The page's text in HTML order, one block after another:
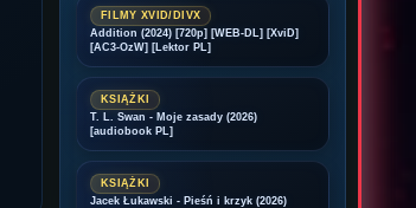
FILMY XVID/DIVX
Addition (2024) [720p] [WEB-DL] [XviD]
[AC3-OzW] [Lektor PL]
KSIĄŻKI
T. L. Swan - Moje zasady (2026)
[audiobook PL]
KSIĄŻKI
Jacek Łukawski - Pieśń i krzyk (2026)